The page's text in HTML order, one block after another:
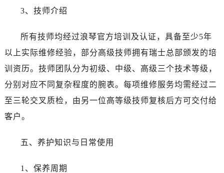
江苏省无锡市梁溪区人民中路139号恒隆广场写字楼1座11层1104室浪琴售后服务中心（需提前预约）
江苏省南通市崇川区工农路57号圆融广场写字楼16层1603室浪琴售后服务中心（需提前预约）
江苏省苏州市苏州工业园区 星港街199号苏州中心办公楼C座22层08室浪琴售后服务中心（需提前预约）
湖北省武汉市江汉区解放大道686号世界贸易大厦38层09室浪琴售后服务中心（需提前预约）
广西省南宁市青秀区金湖路59号地王大厦12楼1224室浪琴售后服务中心（需提前预约）
3、技师介绍
所有技师均经过浪琴官方培训及认证，具备至少5年
以上实际维修经验，部分高级技师拥有瑞士总部颁发的培
训资历。技师团队分为初级、中级、高级三个技术等级，
分别对应不同复杂程度的腕表。每项维修服务均需经过二
至三轮交叉质检，由另一位高等级技师复核后方可交付给
客户。
五、养护知识与日常使用
1、保养周期